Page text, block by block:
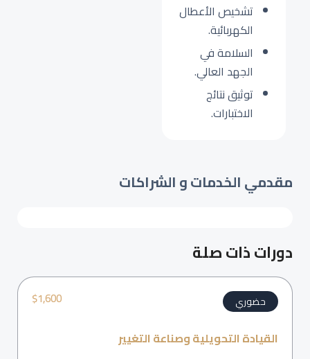
تشخيص الأعطال
الكهربائية.
السلامة في
الجهد العالي.
توثيق نتائج
الاختبارات.
مقدمي الخدمات و الشراكات
دورات ذات صلة
$1,600 حضوري
القيادة التحويلية وصناعة التغيير